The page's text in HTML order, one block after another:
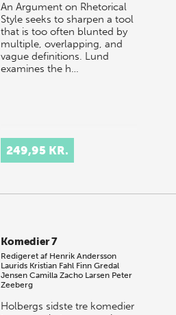
An Argument on Rhetorical
Style seeks to sharpen a tool
that is too often blunted by
multiple, overlapping, and
vague definitions. Lund
examines the h…
249,95 KR.
Komedier 7
Redigeret af Henrik Andersson
Laurids Kristian Fahl Finn Gredal
Jensen Camilla Zacho Larsen Peter
Zeeberg
Holbergs sidste tre komedier